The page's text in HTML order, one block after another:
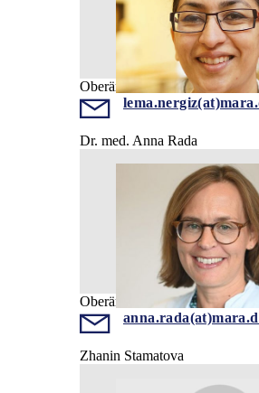
Oberärztin
Dr. med. Anna Rada
Oberärztin
Zhanin Stamatova